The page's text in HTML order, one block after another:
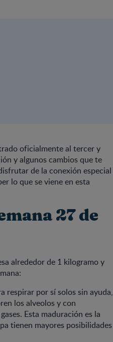
oficialmente al tercer y
y algunos cambios que te
de la conexión especial
lo que se viene en esta
27 de
alrededor de 1 kilogramo y
respirar por sí solos sin ayuda,
los alveolos y con
Esta maduración es la
tienen mayores posibilidades